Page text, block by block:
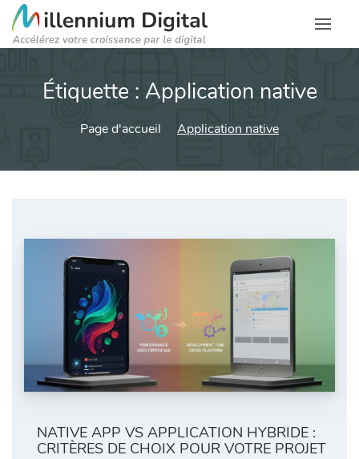
Étiquette : Application native
Page d'accueil Application native
NATIVE APP VS APPLICATION HYBRIDE :
CRITÈRES DE CHOIX POUR VOTRE PROJET